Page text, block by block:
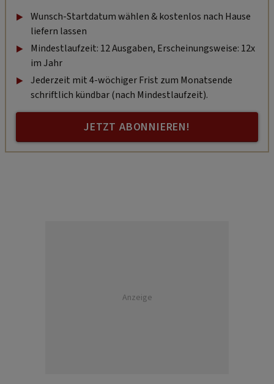
Wunsch-Startdatum wählen & kostenlos nach Hause
liefern lassen
Mindestlaufzeit: 12 Ausgaben, Erscheinungsweise: 12x
im Jahr
Jederzeit mit 4-wöchiger Frist zum Monatsende
schriftlich kündbar (nach Mindestlaufzeit).
JETZT ABONNIEREN!
Anzeige